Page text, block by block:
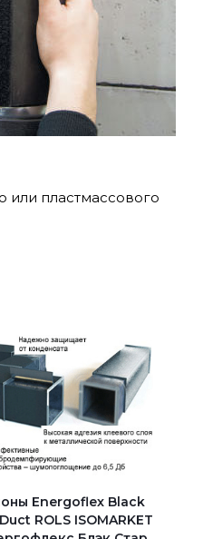
или пластмассового
Energoflex Black
ROLS ISOMARKET